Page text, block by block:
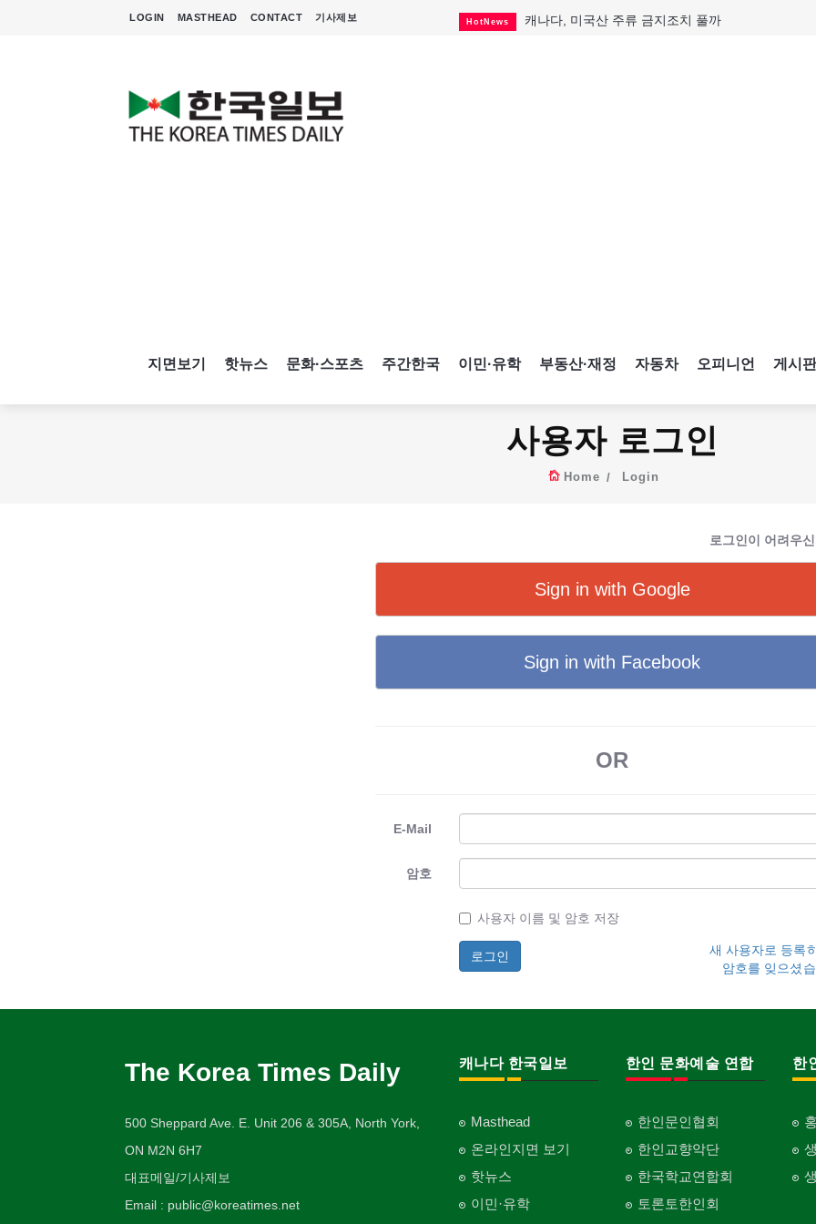
LOGIN MASTHEAD CONTACT 기사제보 HotNews 캐나다, 미국산 주류 금지조치 풀까
지면보기 핫뉴스 문화·스포츠 주간한국 이민·유학 부동산·재정 자동차 오피니언 게시판
사용자 로그인
Home Login
로그인이 어려우
Sign in with Google
Sign in with Facebook
OR
E-Mail
암호
사용자 이름 및 암호 저장
새 사용자로 등록
암호를 잊으셨
The Korea Times Daily
500 Sheppard Ave. E. Unit 206 & 305A, North York,
ON M2N 6H7
대표메일/기사제보
Email : public@koreatimes.net
캐나다 한국일보
Masthead
온라인지면 보기
핫뉴스
이민·유학
한인 문화예술 연합
한인문인협회
한인교향악단
한국학교연합회
토론토한인회
한